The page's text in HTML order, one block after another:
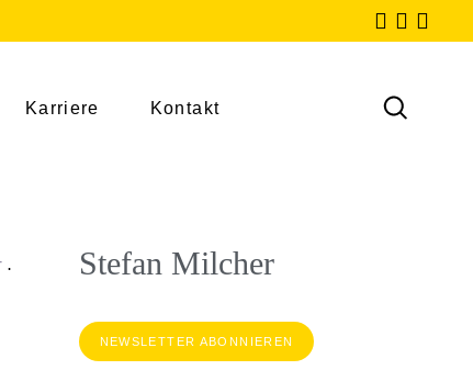
Karriere Kontakt
Stefan Milcher
NEWSLETTER ABONNIEREN